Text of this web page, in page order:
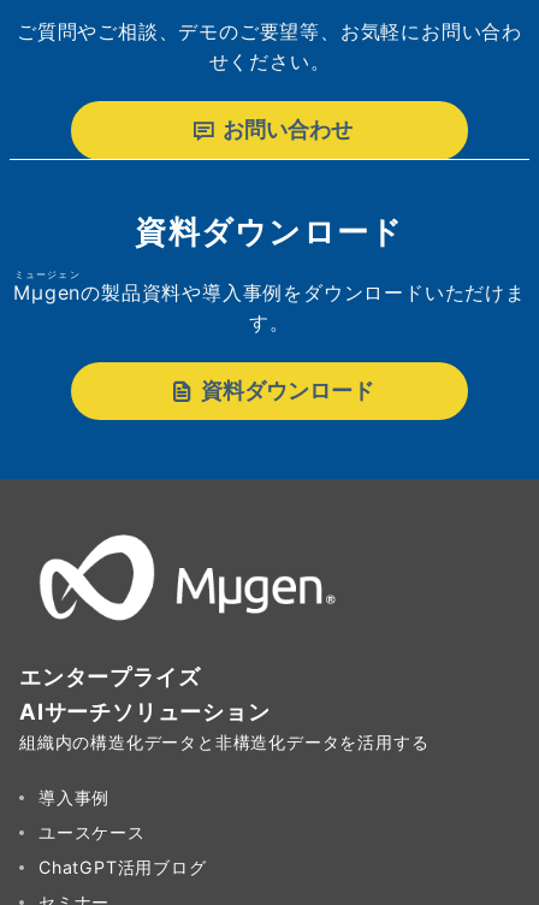
ご質問やご相談、デモのご要望等、お気軽にお問い合わ
せください。
お問い合わせ
資料ダウンロード
Mµgen
ミュージェン
の製品資料や導入事例をダウンロードいただけま
す。
資料ダウンロード
エンタープライズ
AIサーチソリューション
組織内の構造化データと非構造化データを活用する
導入事例
ユースケース
ChatGPT活用ブログ